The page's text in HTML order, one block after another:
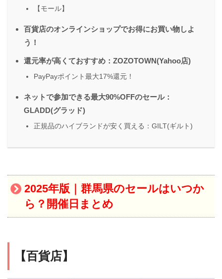
【モール】
百貨店のオンラインショップでお得にお買い物しよ
う！
還元率が高くておすすめ：ZOZOTOWN(Yahoo店)
PayPayポイント最大17%還元！
ネットで参加できる最大90%OFFのセール：
GLADD(グラッド)
正規品のハイブランドが安く買える：GILT(ギルト)
2025年版｜群馬県のセールはいつか
ら？開催日まとめ
【百貨店】